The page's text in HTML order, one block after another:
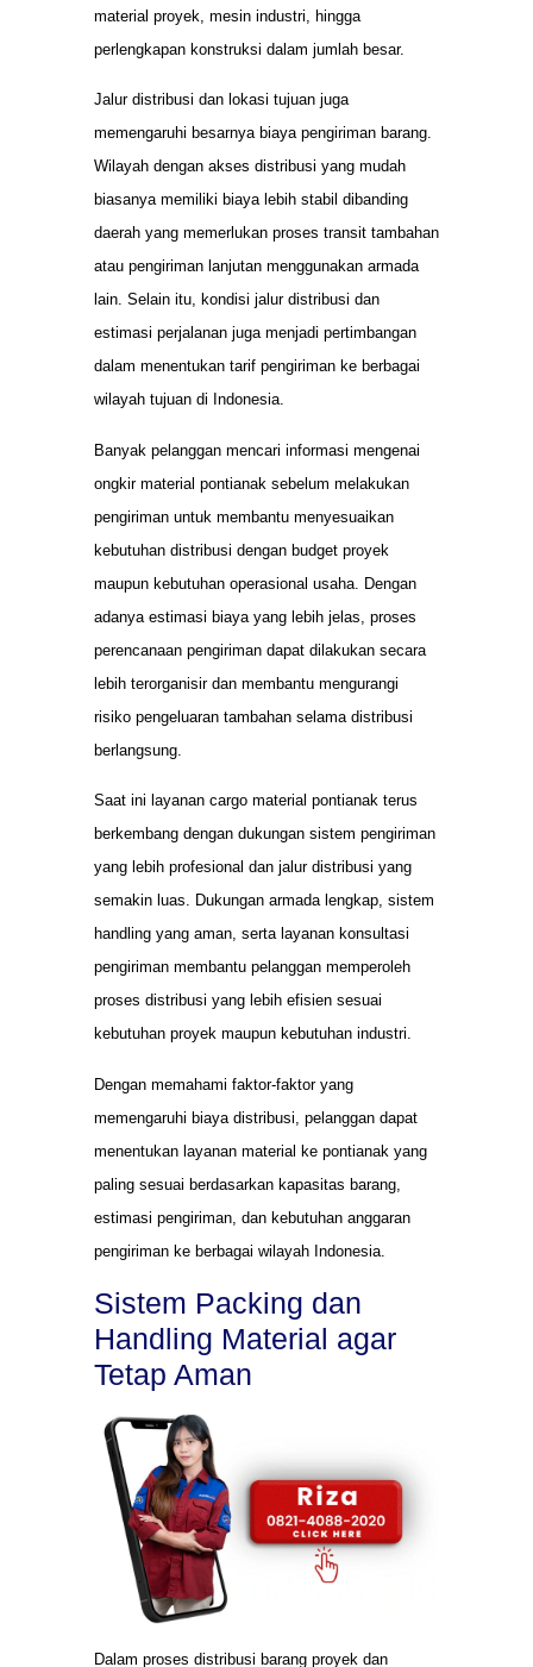
material proyek, mesin industri, hingga
perlengkapan konstruksi dalam jumlah besar.
Jalur distribusi dan lokasi tujuan juga
memengaruhi besarnya biaya pengiriman barang.
Wilayah dengan akses distribusi yang mudah
biasanya memiliki biaya lebih stabil dibanding
daerah yang memerlukan proses transit tambahan
atau pengiriman lanjutan menggunakan armada
lain. Selain itu, kondisi jalur distribusi dan
estimasi perjalanan juga menjadi pertimbangan
dalam menentukan tarif pengiriman ke berbagai
wilayah tujuan di Indonesia.
Banyak pelanggan mencari informasi mengenai
ongkir material pontianak sebelum melakukan
pengiriman untuk membantu menyesuaikan
kebutuhan distribusi dengan budget proyek
maupun kebutuhan operasional usaha. Dengan
adanya estimasi biaya yang lebih jelas, proses
perencanaan pengiriman dapat dilakukan secara
lebih terorganisir dan membantu mengurangi
risiko pengeluaran tambahan selama distribusi
berlangsung.
Saat ini layanan cargo material pontianak terus
berkembang dengan dukungan sistem pengiriman
yang lebih profesional dan jalur distribusi yang
semakin luas. Dukungan armada lengkap, sistem
handling yang aman, serta layanan konsultasi
pengiriman membantu pelanggan memperoleh
proses distribusi yang lebih efisien sesuai
kebutuhan proyek maupun kebutuhan industri.
Dengan memahami faktor-faktor yang
memengaruhi biaya distribusi, pelanggan dapat
menentukan layanan material ke pontianak yang
paling sesuai berdasarkan kapasitas barang,
estimasi pengiriman, dan kebutuhan anggaran
pengiriman ke berbagai wilayah Indonesia.
Sistem Packing dan
Handling Material agar
Tetap Aman
Dalam proses distribusi barang proyek dan